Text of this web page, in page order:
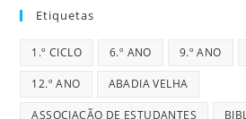
Etiquetas
1.º CICLO 6.º ANO 9.º ANO
12.º ANO ABADIA VELHA
ASSOCIAÇÃO DE ESTUDANTES